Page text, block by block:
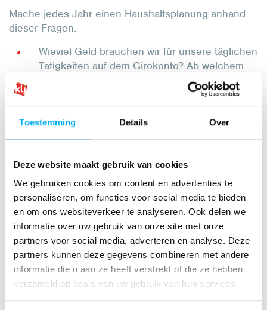
Toestemming Details Over
Deze website maakt gebruik van cookies
We gebruiken cookies om content en advertenties te
personaliseren, om functies voor social media te bieden
en om ons websiteverkeer te analyseren. Ook delen we
informatie over uw gebruik van onze site met onze
partners voor social media, adverteren en analyse. Deze
partners kunnen deze gegevens combineren met andere
informatie die u aan ze heeft verstrekt of die ze hebben
verzameld op basis van uw gebruik van hun services.
Mache jedes Jahr einen Haushaltsplanung anhand
dieser Fragen:
Wieviel Geld brauchen wir für unsere täglichen
Tätigkeiten auf dem Girokonto? Ab welchem
Betrag überweisen wir Geld auf das
Wieviel muss auf unserem Sparkonto stehen?
Wieviel Geld müssen wir sparen, wenn wir
kaufen müssen?
Wieviel bringen unsere Initiativen? Gewinn
oder Verlust - ist das ok?
Hat deine Gruppe zu wenig Geld, dann sollte ein
Sparplan aufgestellt werden. Hast du mehr auf
deinem Konto als nötig, dann darfst du einen
Ausgabenplan aufstellen.